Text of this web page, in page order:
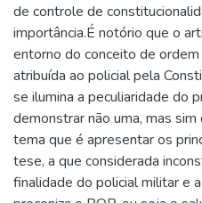
de controle de
importância.É notório que o
entorno do conceito de
atribuída ao policial pela
se ilumina a peculiaridade do
demonstrar não uma, mas
tema que é apresentar os
tese, a que considerada
finalidade do policial militar e